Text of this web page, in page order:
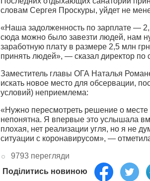
словам Сергея Проскуры, уйдет не
«Наша задолженность по зарплате —
сюда можно было завезти людей, нам
заработную плату в размере 2,5 млн
принять людей», — сказал директор
Заместитель главы ОГА Наталья
искать новое место для обсервации,
условий) неприемлема:
«Нужно пересмотреть решение о
непонятна. Я впервые это услышала
плохая, нет реализации угля, но я не
ситуации с коронавирусом», —
9793 перегляди
Поділитись новиною